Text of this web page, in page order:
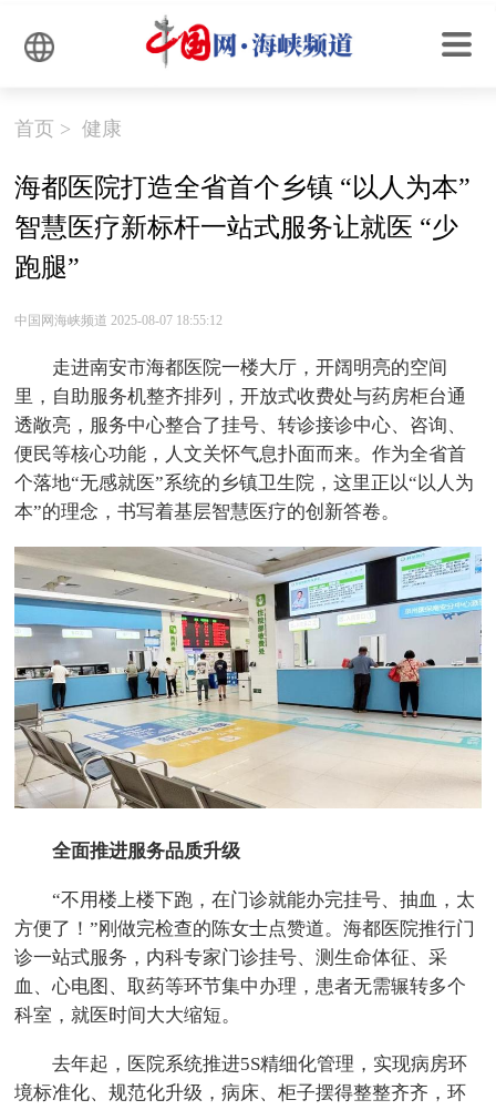
首页 >健康
海都医院打造全省首个乡镇 “以人为本”
智慧医疗新标杆一站式服务让就医 “少
跑腿”
中国网海峡频道 2025-08-07 18:55:12
走进南安市海都医院一楼大厅，开阔明亮的空间
里，自助服务机整齐排列，开放式收费处与药房柜台通
透敞亮，服务中心整合了挂号、转诊接诊中心、咨询、
便民等核心功能，人文关怀气息扑面而来。作为全省首
个落地“无感就医”系统的乡镇卫生院，这里正以“以人为
本”的理念，书写着基层智慧医疗的创新答卷。
全面推进服务品质升级
“不用楼上楼下跑，在门诊就能办完挂号、抽血，太
方便了！”刚做完检查的陈女士点赞道。海都医院推行门
诊一站式服务，内科专家门诊挂号、测生命体征、采
血、心电图、取药等环节集中办理，患者无需辗转多个
科室，就医时间大大缩短。
去年起，医院系统推进5S精细化管理，实现病房环
境标准化、规范化升级，病床、柜子摆得整整齐齐，环